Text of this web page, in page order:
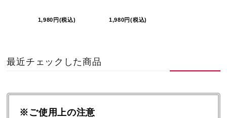
1,980円(税込) 1,980円(税込)
最近チェックした商品
※ご使用上の注意